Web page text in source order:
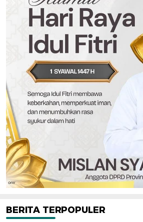
BERITA TERPOPULER